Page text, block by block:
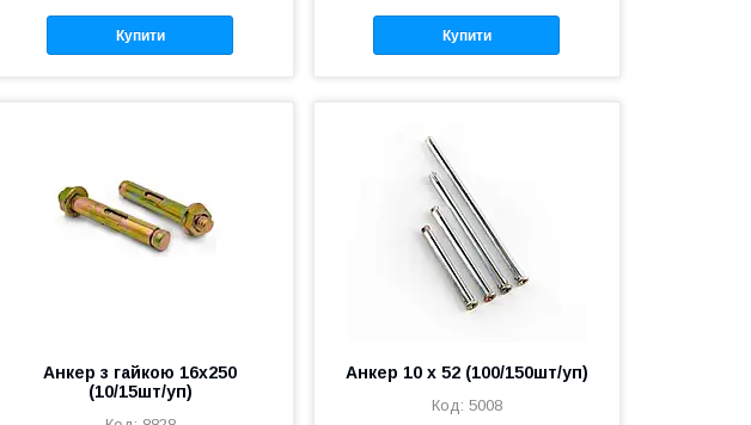
Купити Купити
Анкер з гайкою 16х250
(10/15шт/уп)
Анкер 10 х 52 (100/150шт/уп)
5008